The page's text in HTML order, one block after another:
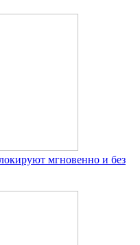
мгновенно и без